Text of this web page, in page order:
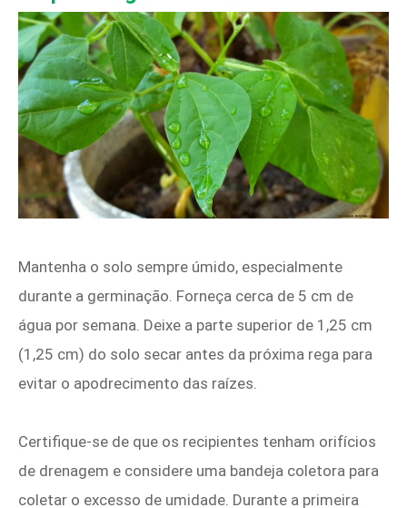
Mantenha o solo sempre úmido, especialmente
durante a germinação. Forneça cerca de 5 cm de
água por semana. Deixe a parte superior de 1,25 cm
(1,25 cm) do solo secar antes da próxima rega para
evitar o apodrecimento das raízes.
Certifique-se de que os recipientes tenham orifícios
de drenagem e considere uma bandeja coletora para
coletar o excesso de umidade. Durante a primeira